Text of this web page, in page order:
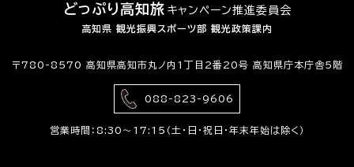
どっぷり高知旅 キャンペーン推進委員会
高知県 観光振興スポーツ部 観光政策課内
〒780-8570 高知県高知市丸ノ内1丁目2番20号 高知県庁本庁舎5階
088-823-9606
営業時間：8:30〜17:15（土・日・祝日・年末年始は除く）